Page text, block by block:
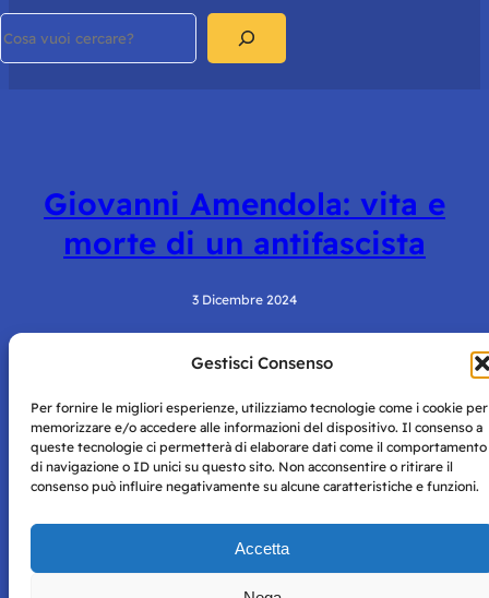
Gestisci Consenso
Per fornire le migliori esperienze, utilizziamo tecnologie come i cookie per
memorizzare e/o accedere alle informazioni del dispositivo. Il consenso a
queste tecnologie ci permetterà di elaborare dati come il comportamento
di navigazione o ID unici su questo sito. Non acconsentire o ritirare il
consenso può influire negativamente su alcune caratteristiche e funzioni.
Accetta
Giovanni Amendola: vita e
morte di un antifascista
3 Dicembre 2024
Napoli con autorizzazione numero 38 del 25/9/2019.
Tutte le immagini e i contenuti su questo sito sono forniti